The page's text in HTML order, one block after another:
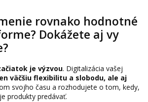
rovnako hodnotné
Dokážete aj vy
je výzvou. Digitalizácia vašej
väčšiu flexibilitu a slobodu, ale aj
svojho času a rozhodujete o tom, kedy,
produkty predávať.